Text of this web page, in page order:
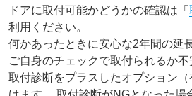
ドアに取付可能かどうかの確認は「
利用ください。
何かあったときに安心な2年間の延
ご自身のチェックで取付られるか
取付診断をプラスしたオプション